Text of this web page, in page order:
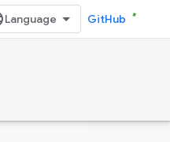
GitHub